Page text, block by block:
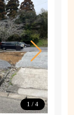
1 /4